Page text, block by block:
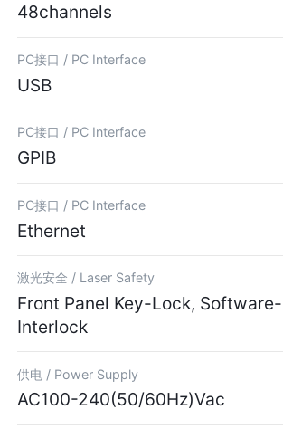
48channels
PC接口 / PC Interface
USB
PC接口 / PC Interface
GPIB
PC接口 / PC Interface
Ethernet
激光安全 / Laser Safety
Front Panel Key-Lock,
Interlock
供电 / Power Supply
AC100-240(50/60Hz)Vac